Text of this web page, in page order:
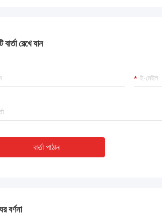
বার্তা রেখে যান
বার্তা পাঠান
বর্ণনা